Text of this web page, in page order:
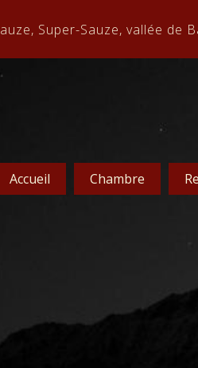
Super-Sauze, vallée de
Accueil Chambre